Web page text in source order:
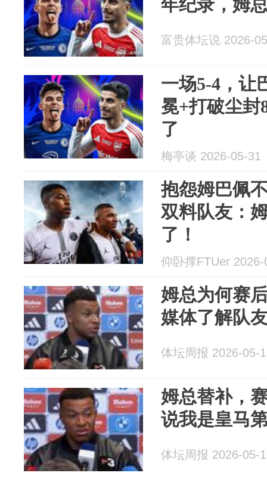
年纪录，姆
富贵体坛说 2026-
一场5-4，让
冕+打破尘封
了
梅亭谈 2026-05-31
抱怨姆巴佩
双料队友：
了！
仰卧撑FTUer 2026-
姆总为何赛
媒体了解队
体坛周报 2026-05-
姆总替补，
说我是皇马
体坛周报 2026-05-